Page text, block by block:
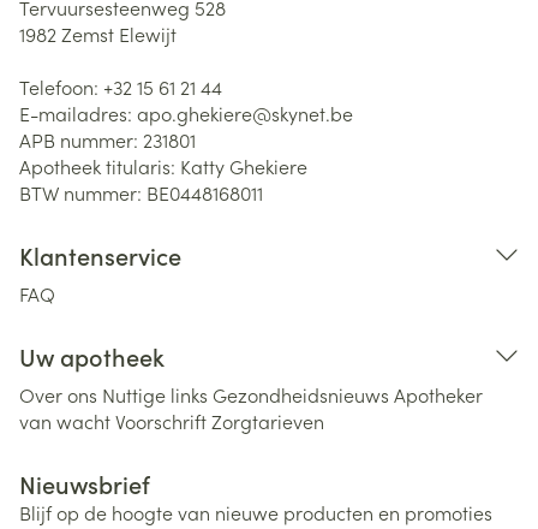
Tervuursesteenweg 528
1982 Zemst Elewijt
Telefoon: +32 15 61 21 44
E-mailadres: apo.ghekiere@skynet.be
APB nummer: 231801
Apotheek titularis: Katty Ghekiere
BTW nummer: BE0448168011
Klantenservice
FAQ
Uw apotheek
Over ons Nuttige links Gezondheidsnieuws Apotheker
van wachtVoorschriftZorgtarieven
Nieuwsbrief
Blijf op de hoogte van nieuwe producten en promoties